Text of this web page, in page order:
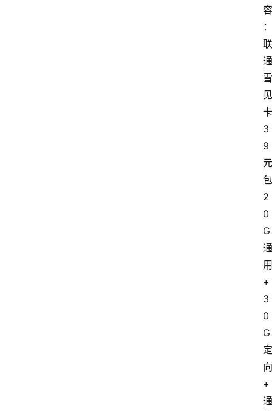
容
：
联
通
雪
见
卡
3
9
元
包
2
0
G
通
用
+
3
0
G
定
向
+
通